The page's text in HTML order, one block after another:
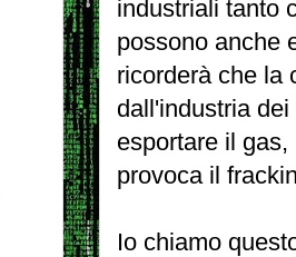
industriali tanto
possono anche
ricorderà che la
dall'industria
esportare i l gas,
provoca il
Io chiamo